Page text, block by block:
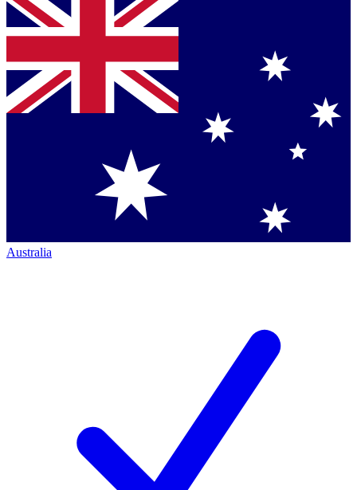
Australia